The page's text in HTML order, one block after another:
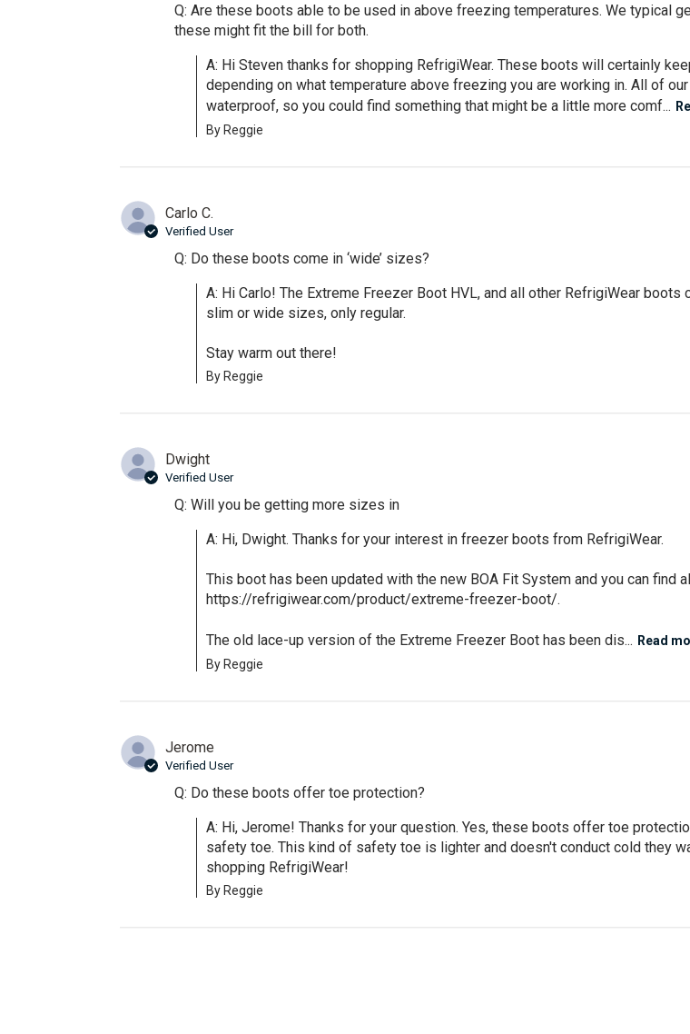
Q: Are these boots able to be used in above freezing temperatures. We typical
these might fit the bill for both.
A: Hi Steven thanks for shopping RefrigiWear. These boots will certainly
depending on what temperature above freezing you are working in. All of
waterproof, so you could find something that might be a little more comf...
By Reggie
Carlo C.
Verified User
Q: Do these boots come in ‘wide’ sizes?
A: Hi Carlo! The Extreme Freezer Boot HVL, and all other RefrigiWear
slim or wide sizes, only regular.
Stay warm out there!
By Reggie
Dwight
Verified User
Q: Will you be getting more sizes in
A: Hi, Dwight. Thanks for your interest in freezer boots from RefrigiWear.
This boot has been updated with the new BOA Fit System and you can find
https://refrigiwear.com/product/extreme-freezer-boot/.
The old lace-up version of the Extreme Freezer Boot has been dis... Read
By Reggie
Jerome
Verified User
Q: Do these boots offer toe protection?
A: Hi, Jerome! Thanks for your question. Yes, these boots offer toe
safety toe. This kind of safety toe is lighter and doesn't conduct cold they
shopping RefrigiWear!
By Reggie